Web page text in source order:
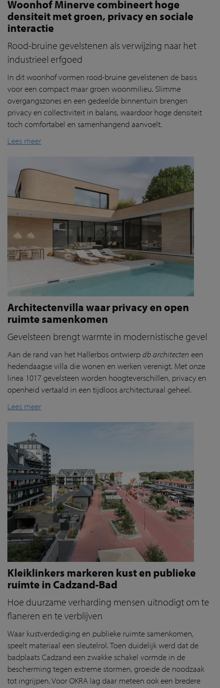
Woonhof Minerve combineert hoge
densiteit met groen, privacy en sociale
interactie
Rood-bruine gevelstenen als verwijzing naar het
industrieel erfgoed
In ditwoonhofvormen rood-bruinegevelstenen de basis
voor een compact maar groen woonmilieu. Slimme
overgangszones en een gedeelde binnentuin brengen
privacy en collectiviteit in balans, waardoor hoge densiteit
toch comfortabel en samenhangend aanvoelt.
Lees meer
Architectenvilla waar privacy en open
ruimte samenkomen
Gevelsteen brengt warmte in modernistische gevel
Aan de rand van het Hallerbosontwierpdb architecten een
hedendaagse villa die wonen en werken verenigt. Met onze
linea 1017 gevelsteen worden hoogteverschillen, privacy en
openheid vertaald in een tijdloos architecturaal geheel.
Lees meer
Kleiklinkers markeren kust en publieke
ruimte in Cadzand-Bad
Hoe duurzame verharding mensen uitnodigt om te
flaneren en te verblijven
Waar kustverdediging en publieke ruimte samenkomen,
speelt materiaal een sleutelrol. Toen duidelijk werd dat de
badplaats Cadzand een zwakke schakel vormde in de
bescherming tegen extreme stormen, groeide de noodzaak
tot ingrijpen. Voor OKRA lag daar meteen ook een bredere